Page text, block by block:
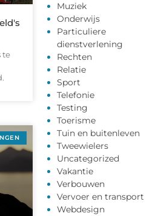
te
Muziek
Onderwijs
Particuliere
dienstverlening
Rechten
Relatie
Sport
Telefonie
Testing
Toerisme
Tuin en buitenleven
Tweewielers
Uncategorized
Vakantie
Verbouwen
Vervoer en transport
Webdesign